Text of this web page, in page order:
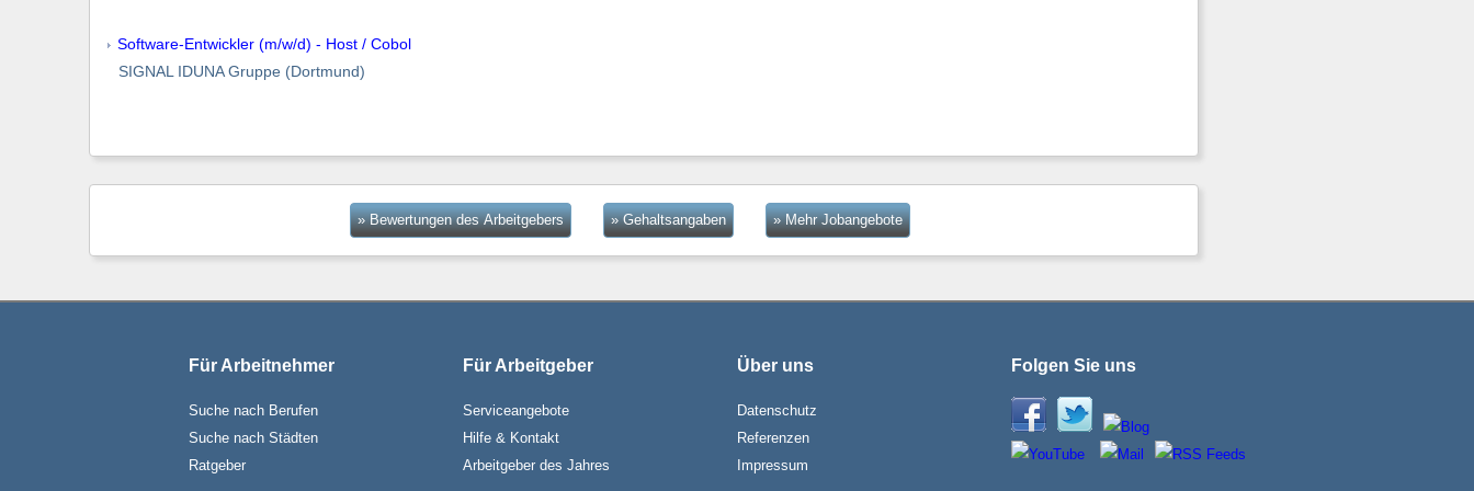
Software-Entwickler (m/w/d) - Host / Cobol
SIGNAL IDUNA Gruppe (Dortmund)
» Bewertungen des Arbeitgebers » Gehaltsangaben » Mehr Jobangebote
Für Arbeitnehmer
Suche nach Berufen
Suche nach Städten
Ratgeber
Für Arbeitgeber
Serviceangebote
Hilfe & Kontakt
Arbeitgeber des Jahres
Über uns
Datenschutz
Referenzen
Impressum
Folgen Sie uns